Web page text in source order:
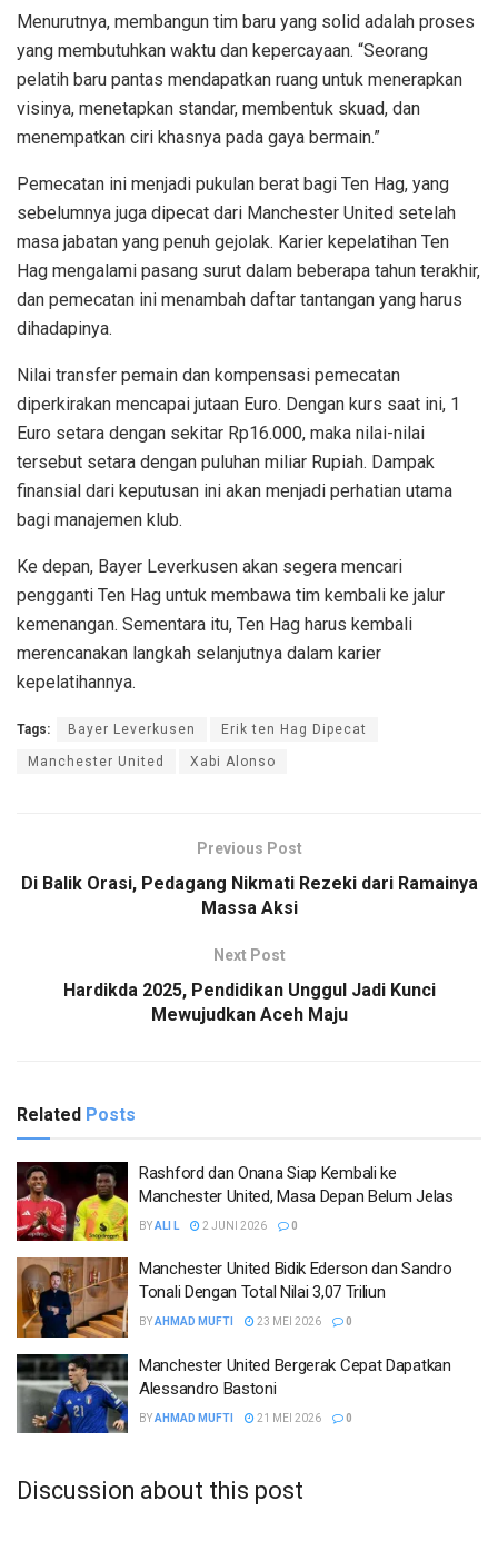
Menurutnya, membangun tim baru yang solid adalah proses
yang membutuhkan waktu dan kepercayaan. “Seorang
pelatih baru pantas mendapatkan ruang untuk menerapkan
visinya, menetapkan standar, membentuk skuad, dan
menempatkan ciri khasnya pada gaya bermain.”
Pemecatan ini menjadi pukulan berat bagi Ten Hag, yang
sebelumnya juga dipecat dari Manchester United setelah
masa jabatan yang penuh gejolak. Karier kepelatihan Ten
Hag mengalami pasang surut dalam beberapa tahun terakhir,
dan pemecatan ini menambah daftar tantangan yang harus
dihadapinya.
Nilai transfer pemain dan kompensasi pemecatan
diperkirakan mencapai jutaan Euro. Dengan kurs saat ini, 1
Euro setara dengan sekitar Rp16.000, maka nilai-nilai
tersebut setara dengan puluhan miliar Rupiah. Dampak
finansial dari keputusan ini akan menjadi perhatian utama
bagi manajemen klub.
Ke depan, Bayer Leverkusen akan segera mencari
pengganti Ten Hag untuk membawa tim kembali ke jalur
kemenangan. Sementara itu, Ten Hag harus kembali
merencanakan langkah selanjutnya dalam karier
kepelatihannya.
Tags: Bayer Leverkusen Erik ten Hag Dipecat
Manchester United Xabi Alonso
Previous Post
Di Balik Orasi, Pedagang Nikmati Rezeki dari Ramainya
Massa Aksi
Next Post
Hardikda 2025, Pendidikan Unggul Jadi Kunci
Mewujudkan Aceh Maju
Related Posts
Rashford dan Onana Siap Kembali ke
Manchester United, Masa Depan Belum Jelas
BYALI L 2 JUNI 2026 0
Manchester United Bidik Ederson dan Sandro
Tonali Dengan Total Nilai 3,07 Triliun
BYAHMAD MUFTI 23 MEI 2026 0
Manchester United Bergerak Cepat Dapatkan
Alessandro Bastoni
BYAHMAD MUFTI 21 MEI 2026 0
Discussion about this post